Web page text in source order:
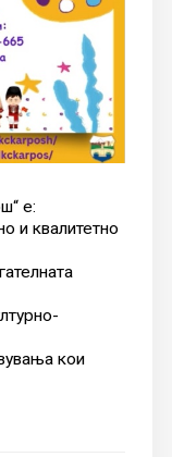
е:
и квалитетно
кои